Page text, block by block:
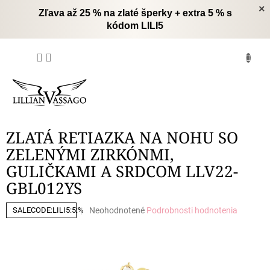
×
Zľava až 25 % na zlaté šperky + extra 5 % s
kódom LILI5
ZLATÁ RETIAZKA NA NOHU SO
ZELENÝMI ZIRKÓNMI,
GULIČKAMI A SRDCOM LLV22-
GBL012YS
SALECODE:LILI5:5:%
Priemerné
Neohodnotené Podrobnosti hodnotenia